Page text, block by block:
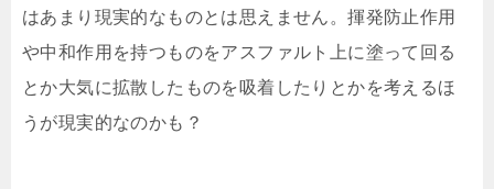
はあまり現実的なものとは思えません。揮発防止作用
や中和作用を持つものをアスファルト上に塗って回る
とか大気に拡散したものを吸着したりとかを考えるほ
うが現実的なのかも？